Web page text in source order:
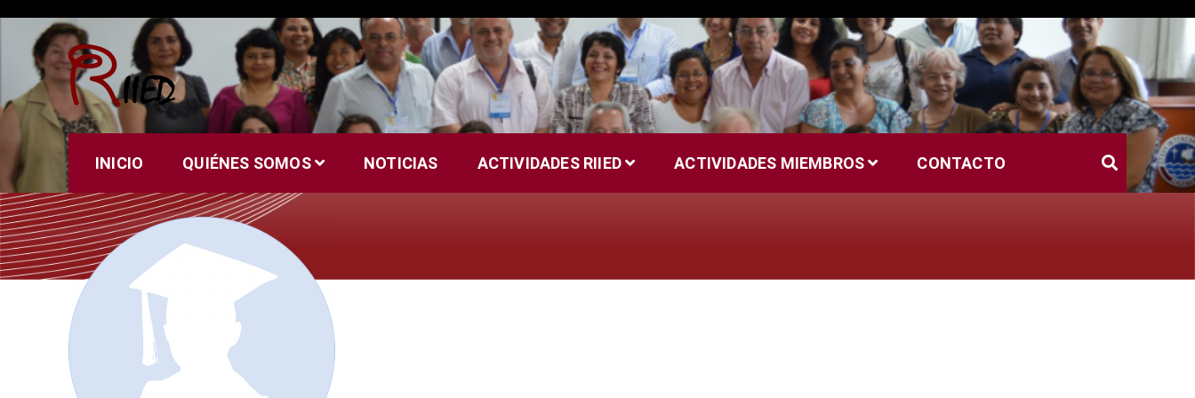
contenido
Riied
INICIO QUIÉNES SOMOS NOTICIAS ACTIVIDADES RIIED ACTIVIDADES MIEMBROS CONTACTO